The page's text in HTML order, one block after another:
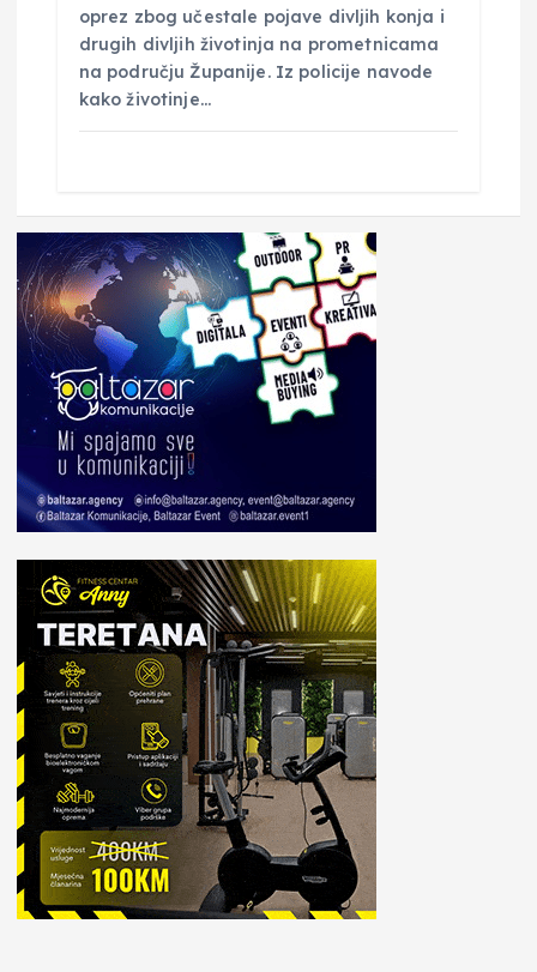
oprez zbog učestale pojave divljih konja i
drugih divljih životinja na prometnicama
na području Županije. Iz policije navode
kako životinje…